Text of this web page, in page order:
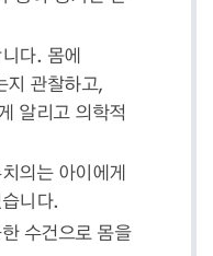
다. 몸에
지 관찰하고,
알리고 의학적
의는 아이에게
니다.
수건으로 몸을